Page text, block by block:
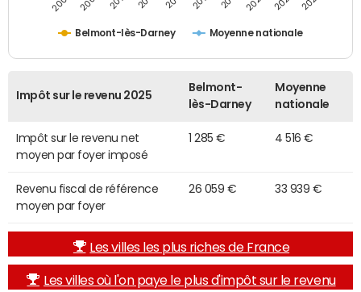
Belmont-lès-Darney Moyenne nationale
Impôt sur le revenu 2025
Belmont-
lès-Darney
Moyenne
nationale
Impôt sur le revenu net
moyen par foyer imposé
1 285 € 4 516 €
Revenu fiscal de référence
moyen par foyer
26 059 € 33 939 €
Les villes les plus riches de France
Les villes où l'on paye le plus d'impôt sur le revenu